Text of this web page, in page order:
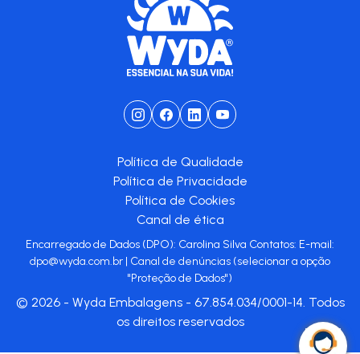
Política de Qualidade
Política de Privacidade
Política de Cookies
Canal de ética
Encarregado de Dados (DPO): Carolina Silva Contatos: E-mail:
dpo@wyda.com.br | Canal de denúncias (selecionar a opção
"Proteção de Dados")
© 2026 - Wyda Embalagens - 67.854.034/0001-14. Todos
os direitos reservados